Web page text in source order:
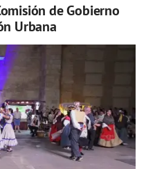
de Gobierno
Urbana